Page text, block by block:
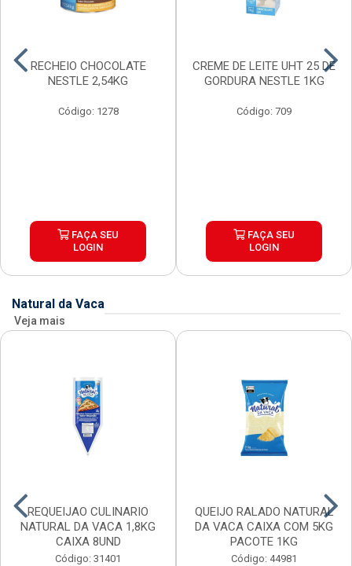
RECHEIO CHOCOLATE
NESTLE 2,54KG
Código: 1278
FAÇA SEU
LOGIN
CREME DE LEITE UHT 25 DE
GORDURA NESTLE 1KG
Código: 709
FAÇA SEU
LOGIN
Natural da Vaca
Veja mais
REQUEIJAO CULINARIO
NATURAL DA VACA 1,8KG
CAIXA 8UND
Código: 31401
QUEIJO RALADO NATURAL
DA VACA CAIXA COM 5KG
PACOTE 1KG
Código: 44981